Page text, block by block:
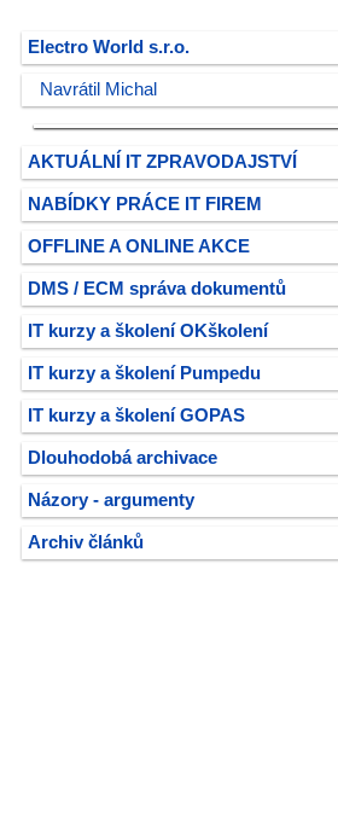
Electro World s.r.o.
Navrátil Michal
AKTUÁLNÍ IT ZPRAVODAJSTVÍ
NABÍDKY PRÁCE IT FIREM
OFFLINE A ONLINE AKCE
DMS / ECM správa dokumentů
IT kurzy a školení OKškolení
IT kurzy a školení Pumpedu
IT kurzy a školení GOPAS
Dlouhodobá archivace
Názory - argumenty
Archiv článků